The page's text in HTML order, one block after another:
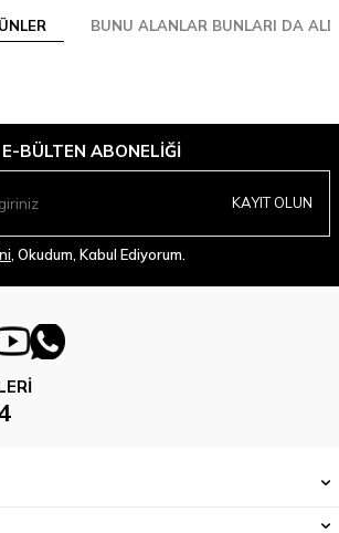
BUNU ALANLAR BUNLARI DA
E-BÜLTEN ABONELIĞI
KAYIT OLUN
, Okudum, Kabul Ediyorum.